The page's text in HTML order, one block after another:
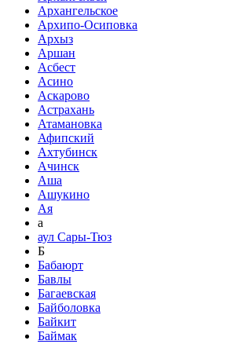
Архангельское
Архипо-Осиповка
Архыз
Аршан
Асбест
Асино
Аскарово
Астрахань
Атамановка
Афипский
Ахтубинск
Ачинск
Аша
Ашукино
Ая
а
аул Сары-Тюз
Б
Бабаюрт
Бавлы
Багаевская
Байболовка
Байкит
Баймак